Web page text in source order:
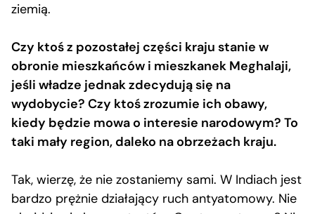
ziemią.
Czy ktoś z pozostałej części kraju stanie w
obronie mieszkańców i mieszkanek Meghalaji,
jeśli władze jednak zdecydują się na
wydobycie? Czy ktoś zrozumie ich obawy,
kiedy będzie mowa o interesie narodowym? To
taki mały region, daleko na obrzeżach kraju.
Tak, wierzę, że nie zostaniemy sami. W Indiach jest
bardzo prężnie działający ruch antyatomowy. Nie